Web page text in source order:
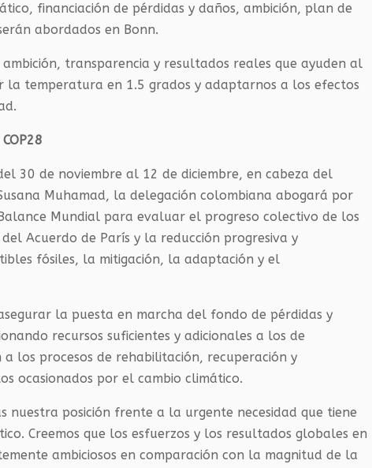
financiación de pérdidas y daños, ambición, plan de
abordados en Bonn.
transparencia y resultados reales que ayuden al
temperatura en 1.5 grados y adaptarnos a los efectos
30 de noviembre al 12 de diciembre, en cabeza del
Muhamad, la delegación colombiana abogará por
Mundial para evaluar el progreso colectivo de los
Acuerdo de París y la reducción progresiva y
fósiles, la mitigación, la adaptación y el
la puesta en marcha del fondo de pérdidas y
recursos suficientes y adicionales a los de
los procesos de rehabilitación, recuperación y
ocasionados por el cambio climático.
nuestra posición frente a la urgente necesidad que tiene
Creemos que los esfuerzos y los resultados globales en
ambiciosos en comparación con la magnitud de la